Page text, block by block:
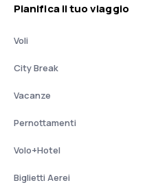
Pianifica il tuo viaggio
Voli
City Break
Vacanze
Pernottamenti
Volo+Hotel
Biglietti Aerei